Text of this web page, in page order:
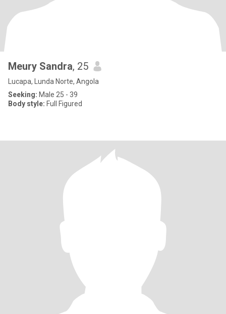
Meury Sandra, 25
Lucapa, Lunda Norte, Angola
Seeking: Male 25 - 39
Body style: Full Figured